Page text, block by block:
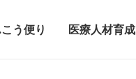
う便り 医療人材育成